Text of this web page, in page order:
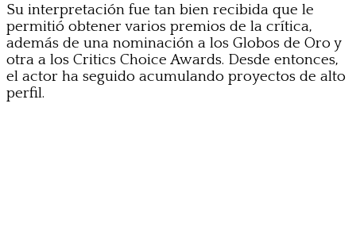
Su interpretación fue tan bien recibida que le
permitió obtener varios premios de la crítica,
además de una nominación a los Globos de Oro y
otra a los Critics Choice Awards. Desde entonces,
el actor ha seguido acumulando proyectos de alto
perfil.